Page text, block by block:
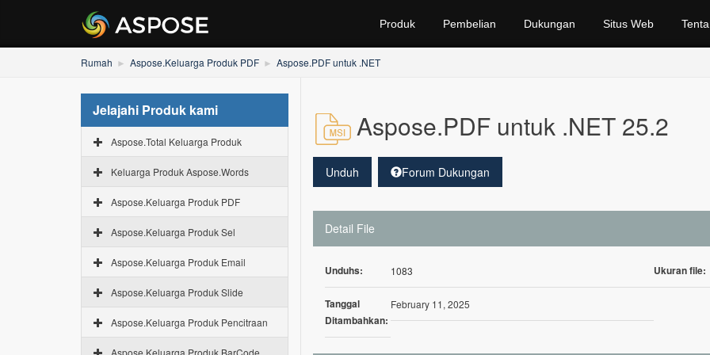
Produk Pembelian Dukungan Situs Web
Rumah Aspose.Keluarga Produk PDF Aspose.PDF untuk .NET
Jelajahi Produk kami
Aspose.Total Keluarga Produk
Keluarga Produk Aspose.Words
Aspose.Keluarga Produk PDF
Aspose.Keluarga Produk Sel
Aspose.Keluarga Produk Email
Aspose.Keluarga Produk Slide
Aspose.Keluarga Produk Pencitraan
Aspose.Keluarga Produk BarCode
Aspose.PDF untuk .NET 25.2
Unduh Forum Dukungan
Detail File
Unduhs: 1083 Ukuran file:
Tanggal
Ditambahkan:
February 11, 2025